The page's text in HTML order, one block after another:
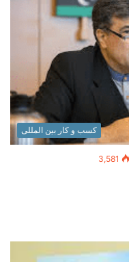
کسب و کار بین المللی
3,581